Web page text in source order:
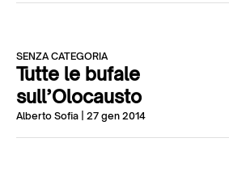
SENZA CATEGORIA
Tutte le bufale
sull’Olocausto
Alberto Sofia | 27 gen 2014